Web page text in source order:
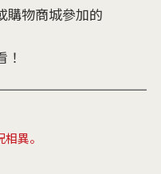
購物商城參加的
異。